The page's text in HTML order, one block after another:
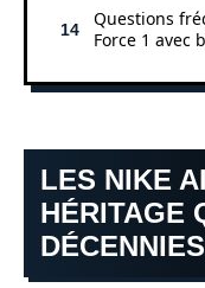
Questions
Force 1 avec
LES NIKE
HÉRITAGE
DÉCENNIES